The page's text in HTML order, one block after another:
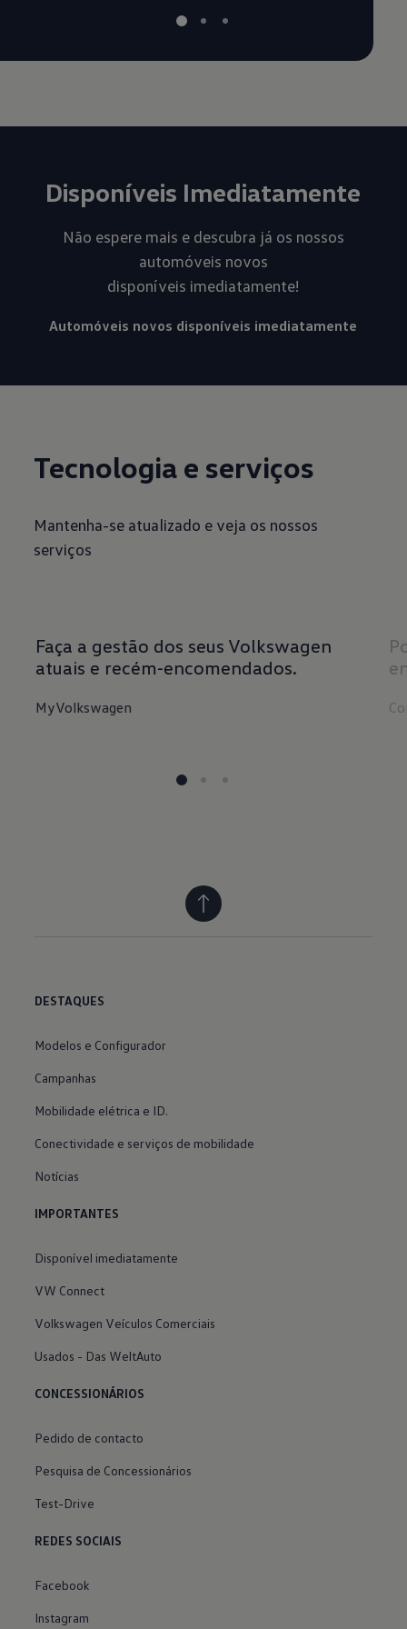
Disponíveis Imediatamente
Não espere mais e descubra já os nossos
automóveis novos
disponíveis imediatamente!
Automóveis novos disponíveis imediatamente
Tecnologia e serviços
Mantenha-se atualizado e veja os nossos
serviços
Faça a gestão dos seus Volkswagen
atuais e recém-encomendados.
MyVolkswagen
DESTAQUES
Modelos e Configurador
Campanhas
Mobilidade elétrica e ID.
Conectividade e serviços de mobilidade
Notícias
IMPORTANTES
Disponível imediatamente
VW Connect
Volkswagen Veículos Comerciais
Usados - Das WeltAuto
CONCESSIONÁRIOS
Pedido de contacto
Pesquisa de Concessionários
Test-Drive
REDES SOCIAIS
Facebook
Instagram